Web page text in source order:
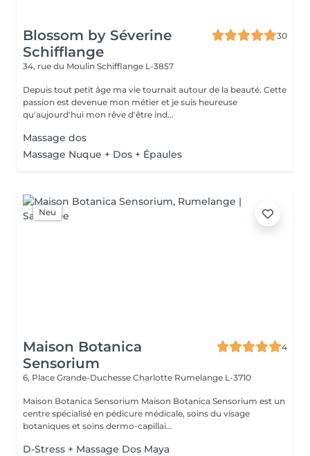
Blossom by Séverine
Schifflange
30
34, rue du Moulin Schifflange L-3857
Depuis tout petit âge ma vie tournait autour de la beauté. Cette
passion est devenue mon métier et je suis heureuse
qu'aujourd'hui mon rêve d'être ind...
Massage dos
Massage Nuque + Dos + Épaules
Neu
Maison Botanica
Sensorium
4
6, Place Grande-Duchesse Charlotte Rumelange L-3710
Maison Botanica Sensorium Maison Botanica Sensorium est un
centre spécialisé en pédicure médicale, soins du visage
botaniques et soins dermo-capillai...
D-Stress + Massage Dos Maya